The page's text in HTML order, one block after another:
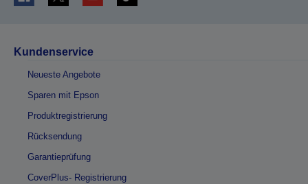
Kundenservice
Neueste Angebote
Sparen mit Epson
Produktregistrierung
Rücksendung
Garantieprüfung
CoverPlus- Registrierung